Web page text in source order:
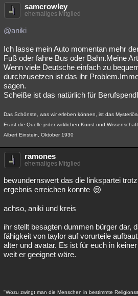
samcrowley
ehemaliges Mitglied
@aniki
Ich lasse mein Auto momentan mehr
Fuß oder fahre Bus oder Bahn.Meine
Wenn viele Deutsche einfach zu
durchzusetzen ist das ihr
sagen.
Scheiße ist das natürlich für
Das Schönste, was wir erleben können, ist das
Es ist die Quelle jeder wirklichen Kunst und Wissenschaft.
Albert Einstein, Oktober 1930
ramones
ehemaliges Mitglied
bewundernswert das die linkspartei
ergebnis erreichen konnte
achso, aniki und kreis
ihr stellt besagten dummen bürger dar,
fähigkeit von taylor auf vorurteile
alter und avatar. Es ist für euch in
weit er geeignet wäre.
"Wozu zwingt man die Menschen in bestimmte